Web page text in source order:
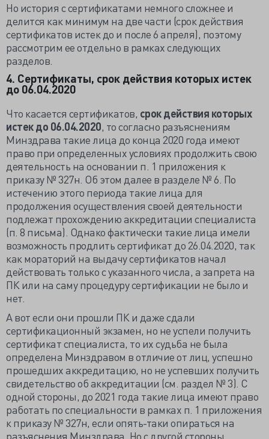
Но история с сертификатами немного сложнее и
делится как минимум на две части (срок действия
сертификатов истек до и после 6 апреля), поэтому
рассмотрим ее отдельно в рамках следующих
разделов.
4. Сертификаты, срок действия которых истек
до 06.04.2020
Что касается сертификатов, срок действия которых
истек до 06.04.2020, то согласно разъяснениям
Минздрава такие лица до конца 2020 года имеют
право при определенных условиях продолжить свою
деятельность на основании п. 1 приложения к
приказу № 327н. Об этом далее в разделе № 6. По
истечению этого периода такие лица для
продолжения осуществления своей деятельности
подлежат прохождению аккредитации специалиста
(п. 8 письма). Однако фактически такие лица имели
возможность продлить сертификат до 26.04.2020, так
как мораторий на выдачу сертификатов начал
действовать только с указанного числа, а запрета на
ПК или на саму процедуру сертификации не было и
нет.
А вот если они прошли ПК и даже сдали
сертификационный экзамен, но не успели получить
сертификат специалиста, то их судьба не была
определена Минздравом в отличие от лиц, успешно
прошедших аккредитацию, но не успевших получить
свидетельство об аккредитации (см. раздел № 3). С
одной стороны, до 2021 года такие лица имеют право
работать по специальности в рамках п. 1 приложения
к приказу № 327н, если опять-таки опираться на
разъяснения Минздрава. Но с другой стороны,